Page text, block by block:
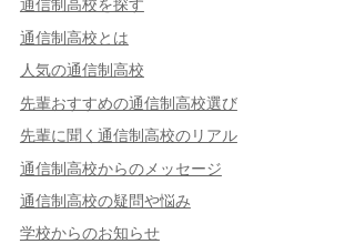
通信制高校を探す
通信制高校とは
人気の通信制高校
先輩おすすめの通信制高校選び
先輩に聞く通信制高校のリアル
通信制高校からのメッセージ
通信制高校の疑問や悩み
学校からのお知らせ